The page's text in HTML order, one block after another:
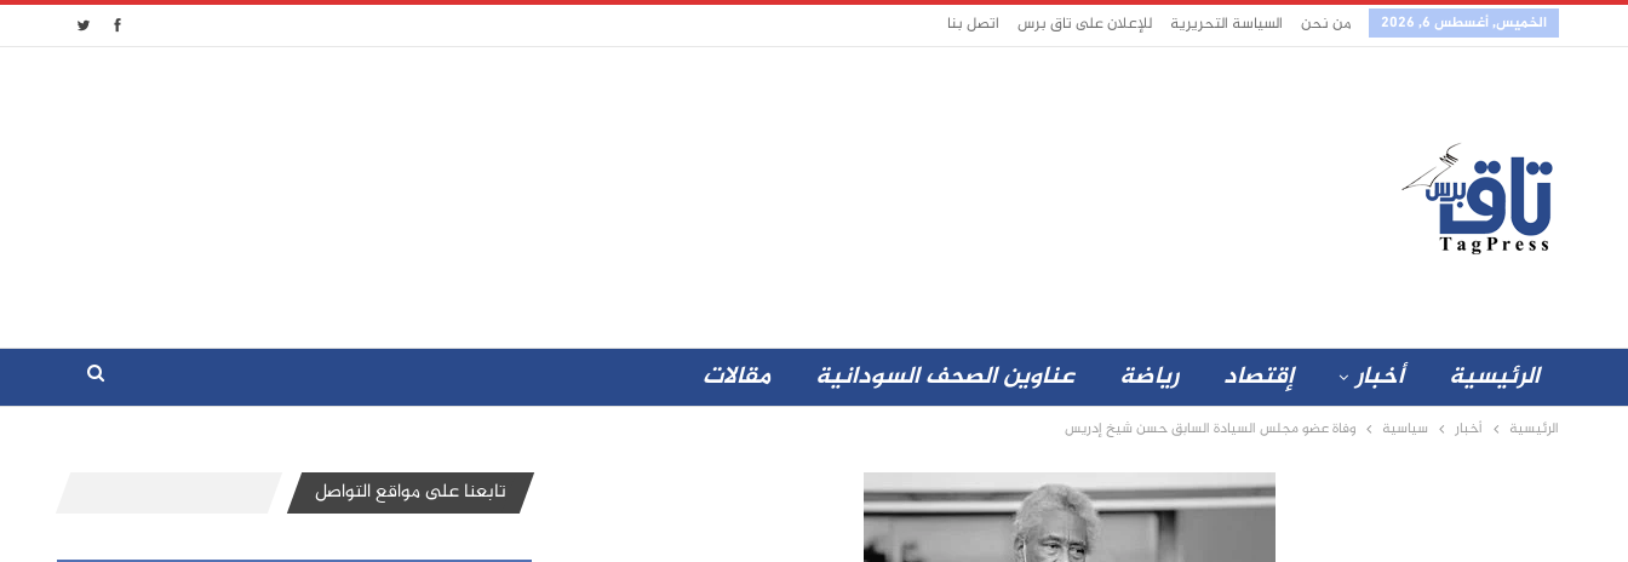
الخميس, أغسطس 6, 2026 من نحن السياسة التحريرية للإعلان على تاق برس اتصل بنا
الرئيسية أخبار إقتصاد رياضة عناوين الصحف السودانية مقالات
الرئيسية أخبار سياسية وفاة عضو مجلس السيادة السابق حسن شيخ إدريس
تابعنا على مواقع التواصل